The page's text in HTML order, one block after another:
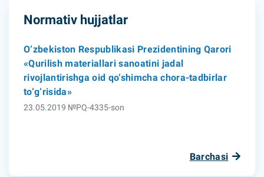
Normativ hujjatlar
O‘zbekiston Respublikasi Prezidentining Qarori
«Qurilish materiallari sanoatini jadal
rivojlantirishga oid qo‘shimcha chora-tadbirlar
to‘g‘risida»
23.05.2019 №PQ-4335-son
Barchasi